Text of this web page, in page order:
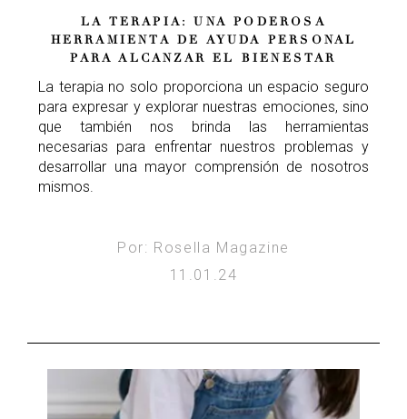
LA TERAPIA: UNA PODEROSA
HERRAMIENTA DE AYUDA PERSONAL
PARA ALCANZAR EL BIENESTAR
La terapia no solo proporciona un espacio seguro
para expresar y explorar nuestras emociones, sino
que también nos brinda las herramientas
necesarias para enfrentar nuestros problemas y
desarrollar una mayor comprensión de nosotros
mismos.
Por: Rosella Magazine
11.01.24